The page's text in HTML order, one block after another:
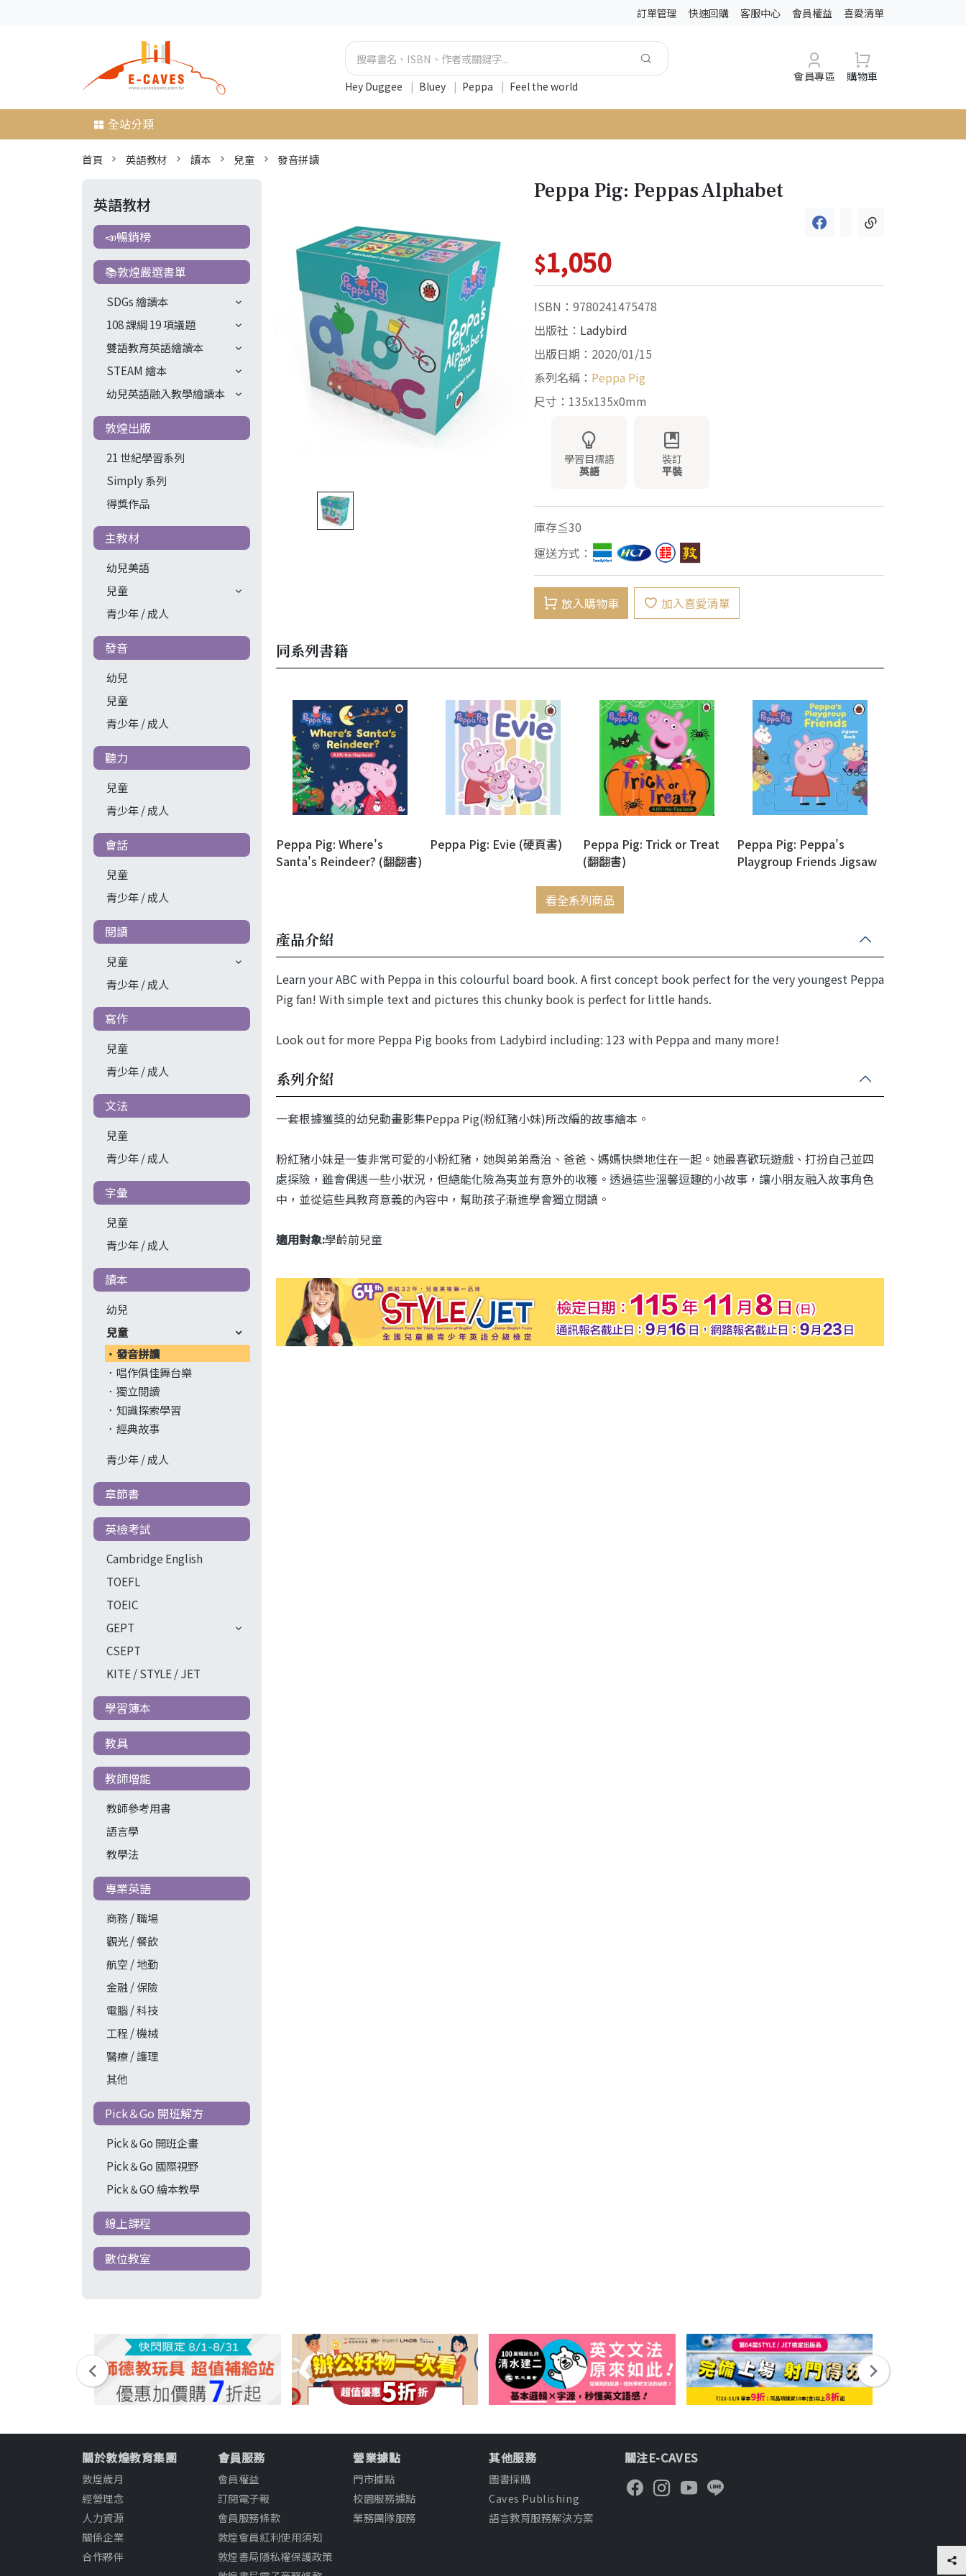
訂單管理 快速回購 客服中心 會員權益 喜愛清單
Hey Duggee | Bluey | Peppa | Feel the world
會員專區 購物車
全站分類
首頁 英語教材 讀本 兒童 發音拼讀
英語教材
📣暢銷榜
📚敦煌嚴選書單
SDGs 繪讀本
108 課綱 19 項議題
雙語教育英語繪讀本
STEAM 繪本
幼兒英語融入教學繪讀本
敦煌出版
21 世紀學習系列
Simply 系列
得獎作品
主教材
幼兒美語
兒童
青少年 / 成人
發音
幼兒
兒童
青少年 / 成人
聽力
兒童
青少年 / 成人
會話
兒童
青少年 / 成人
閱讀
兒童
青少年 / 成人
寫作
兒童
青少年 / 成人
文法
兒童
青少年 / 成人
字彙
兒童
青少年 / 成人
讀本
幼兒
兒童
發音拼讀
唱作俱佳舞台樂
獨立閱讀
知識探索學習
經典故事
青少年 / 成人
章節書
英檢考試
Cambridge English
TOEFL
TOEIC
GEPT
CSEPT
KITE / STYLE / JET
學習簿本
教具
教師增能
教師參考用書
語言學
教學法
專業英語
商務 / 職場
觀光 / 餐飲
航空 / 地勤
金融 / 保險
電腦 / 科技
工程 / 機械
醫療 / 護理
其他
Pick＆Go 開班解方
Pick＆Go 開班企畫
Pick＆Go 國際視野
Pick＆GO 繪本教學
線上課程
數位教室
Peppa Pig: Peppas Alphabet
$1,050
ISBN：9780241475478
出版社： Ladybird
出版日期：2020/01/15
系列名稱： Peppa Pig
尺寸：135x135x0mm
學習目標語
英語
裝訂
平裝
庫存≦30
運送方式：
放入購物車 加入喜愛清單
同系列書籍
Peppa Pig: Where's
Santa's Reindeer? (翻翻書)
Peppa Pig: Evie (硬頁書)
Peppa Pig: Trick or Treat
(翻翻書)
Peppa Pig: Peppa's
Playgroup Friends Jigsaw
看全系列商品
產品介紹
Learn your ABC with Peppa in this colourful board book. A first concept book perfect for the very youngest Peppa
Pig fan! With simple text and pictures this chunky book is perfect for little hands.
Look out for more Peppa Pig books from Ladybird including: 123 with Peppa and many more!
系列介紹
一套根據獲獎的幼兒動畫影集Peppa Pig(粉紅豬小妹)所改編的故事繪本。
粉紅豬小妹是一隻非常可愛的小粉紅豬，她與弟弟喬治、爸爸、媽媽快樂地住在一起。她最喜歡玩遊戲、打扮自己並四
處探險，雖會偶遇一些小狀況，但總能化險為夷並有意外的收穫。透過這些溫馨逗趣的小故事，讓小朋友融入故事角色
中，並從這些具教育意義的內容中，幫助孩子漸進學會獨立閱讀。
適用對象:學齡前兒童
關於敦煌教育集團
敦煌歲月
經營理念
人力資源
關係企業
合作夥伴
會員服務
會員權益
訂閱電子報
會員服務條款
敦煌會員紅利使用須知
敦煌書局隱私權保護政策
營業據點
門市據點
校園服務據點
業務團隊服務
其他服務
圖書採購
Caves Publishing
語言教育服務解決方案
關注E-CAVES